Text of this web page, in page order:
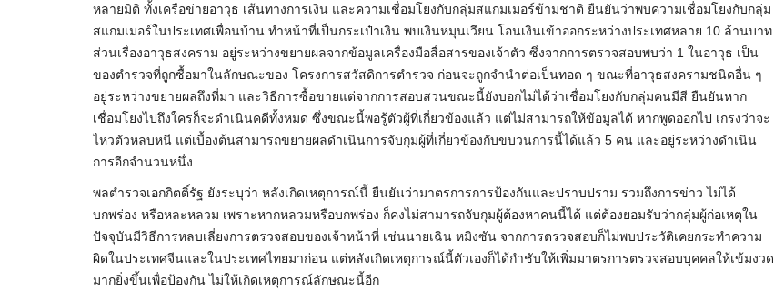
หลายมิติ ทั้งเครือข่ายอาวุธ เส้นทางการเงิน และความเชื่อมโยงกับกลุ่มสแกมเมอร์ข้ามชาติ ยืนยันว่าพบความเชื่อมโยงกับกลุ่ม
สแกมเมอร์ในประเทศเพื่อนบ้าน ทำหน้าที่เป็นกระเป๋าเงิน พบเงินหมุนเวียน โอนเงินเข้าออกระหว่างประเทศหลาย 10 ล้านบาท
ส่วนเรื่องอาวุธสงคราม อยู่ระหว่างขยายผลจากข้อมูลเครื่องมือสื่อสารของเจ้าตัว ซึ่งจากการตรวจสอบพบว่า 1 ในอาวุธ เป็น
ของตำรวจที่ถูกซื้อมาในลักษณะของ โครงการสวัสดิการตำรวจ ก่อนจะถูกจำนำต่อเป็นทอด ๆ ขณะที่อาวุธสงครามชนิดอื่น ๆ
อยู่ระหว่างขยายผลถึงที่มา และวิธีการซื้อขายแต่จากการสอบสวนขณะนี้ยังบอกไม่ได้ว่าเชื่อมโยงกับกลุ่มคนมีสี ยืนยันหาก
เชื่อมโยงไปถึงใครก็จะดำเนินคดีทั้งหมด ซึ่งขณะนี้พอรู้ตัวผู้ที่เกี่ยวข้องแล้ว แต่ไม่สามารถให้ข้อมูลได้ หากพูดออกไป เกรงว่าจะ
ไหวตัวหลบหนี แต่เบื้องต้นสามารถขยายผลดำเนินการจับกุมผู้ที่เกี่ยวข้องกับขบวนการนี้ได้แล้ว 5 คน และอยู่ระหว่างดำเนิน
การอีกจำนวนหนึ่ง
พลตำรวจเอกกิตติ์รัฐ ยังระบุว่า หลังเกิดเหตุการณ์นี้ ยืนยันว่ามาตรการการป้องกันและปราบปราม รวมถึงการข่าว ไม่ได้
บกพร่อง หรือหละหลวม เพราะหากหลวมหรือบกพร่อง ก็คงไม่สามารถจับกุมผู้ต้องหาคนนี้ได้ แต่ต้องยอมรับว่ากลุ่มผู้ก่อเหตุใน
ปัจจุบันมีวิธีการหลบเลี่ยงการตรวจสอบของเจ้าหน้าที่ เช่นนายเฉิน หมิงซัน จากการตรวจสอบก็ไม่พบประวัติเคยกระทำความ
ผิดในประเทศจีนและในประเทศไทยมาก่อน แต่หลังเกิดเหตุการณ์นี้ตัวเองก็ได้กำชับให้เพิ่มมาตรการตรวจสอบบุคคลให้เข้มงวด
มากยิ่งขึ้นเพื่อป้องกัน ไม่ให้เกิดเหตุการณ์ลักษณะนี้อีก